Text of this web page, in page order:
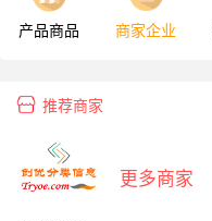
产品商品 商家企业
推荐商家
更多商家